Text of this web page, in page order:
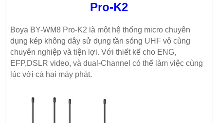
Pro-K2
Boya BY-WM8 Pro-K2 là một hệ thống micro chuyên
dụng kép không dây sử dụng tần sóng UHF vô cùng
chuyên nghiệp và tiện lợi. Với thiết kế cho ENG,
EFP,DSLR video, và dual-Channel có thể làm việc cùng
lúc với cả hai máy phát.